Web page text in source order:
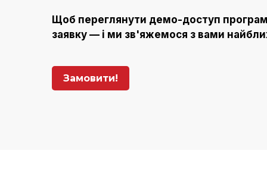
Щоб переглянути демо-доступ
заявку — і ми зв'яжемося з вами
Замовити!